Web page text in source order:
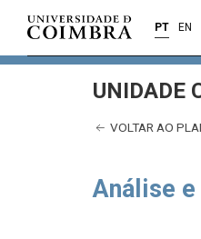
PT EN
UNIDADE
VOLTAR AO
Análise